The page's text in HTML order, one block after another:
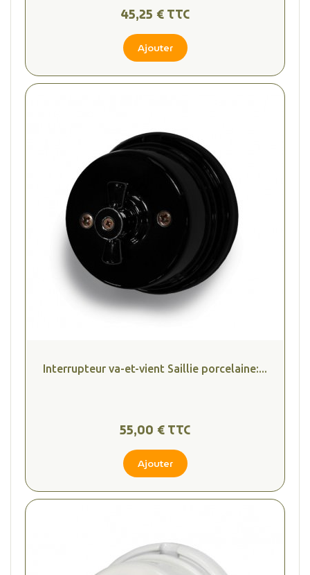
45,25 € TTC
Ajouter
Interrupteur va-et-vient Saillie porcelaine:...
55,00 € TTC
Ajouter